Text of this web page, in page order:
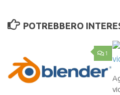
POTREBBERO
1